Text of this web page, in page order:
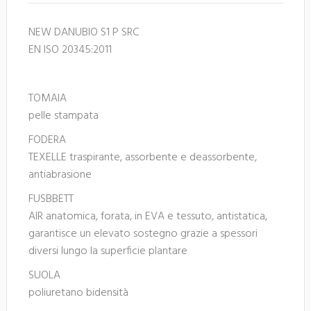
NEW DANUBIO S1 P SRC
EN ISO 20345:2011
TOMAIA
pelle stampata
FODERA
TEXELLE traspirante, assorbente e deassorbente,
antiabrasione
FUSBBETT
AIR anatomica, forata, in EVA e tessuto, antistatica,
garantisce un elevato sostegno grazie a spessori
diversi lungo la superficie plantare
SUOLA
poliuretano bidensità